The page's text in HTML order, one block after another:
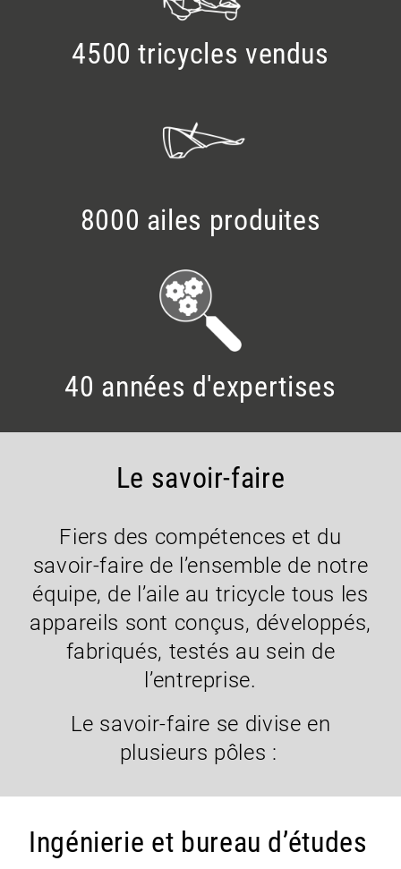
4500 tricycles vendus
8000 ailes produites
40 années d'expertises
Le savoir-faire
Fiers des compétences et du
savoir-faire de l’ensemble de notre
équipe, de l’aile au tricycle tous les
appareils sont conçus, développés,
fabriqués, testés au sein de
l’entreprise.
Le savoir-faire se divise en
plusieurs pôles :
Ingénierie et bureau d’études